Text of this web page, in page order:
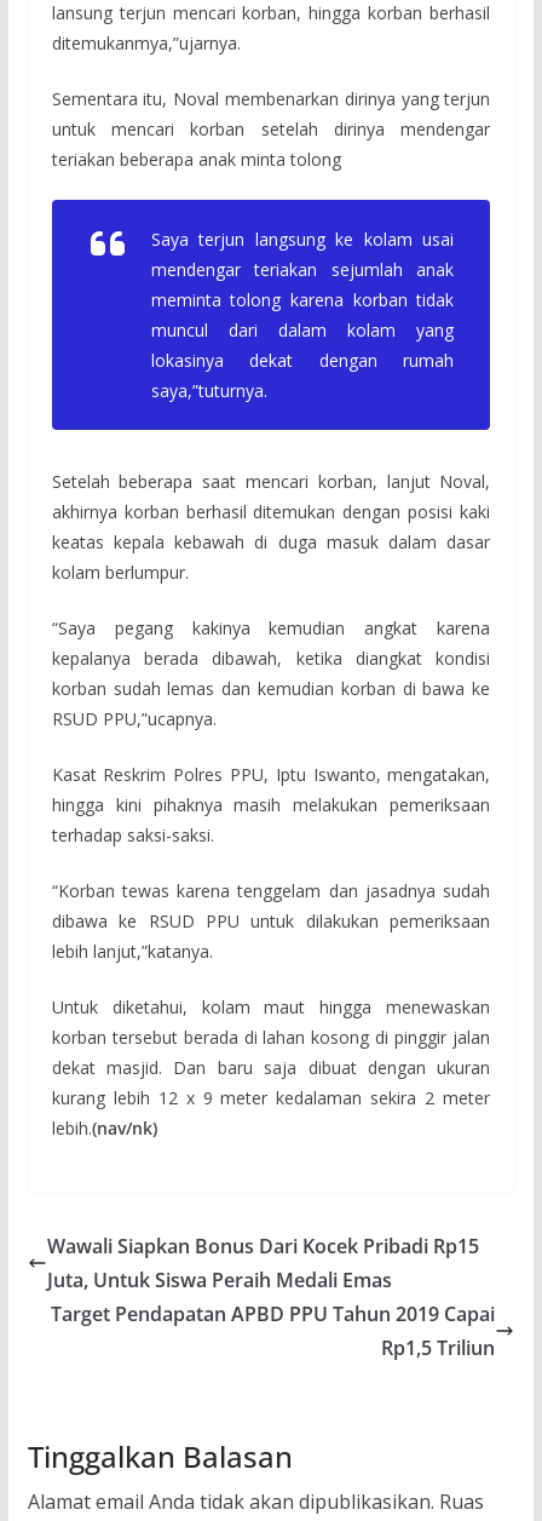
lansung terjun mencari korban, hingga korban berhasil
ditemukanmya,”ujarnya.
Sementara itu, Noval membenarkan dirinya yang terjun
untuk mencari korban setelah dirinya mendengar
teriakan beberapa anak minta tolong
Saya terjun langsung ke kolam usai
mendengar teriakan sejumlah anak
meminta tolong karena korban tidak
muncul dari dalam kolam yang
lokasinya dekat dengan rumah
saya,”tuturnya.
Setelah beberapa saat mencari korban, lanjut Noval,
akhirnya korban berhasil ditemukan dengan posisi kaki
keatas kepala kebawah di duga masuk dalam dasar
kolam berlumpur.
“Saya pegang kakinya kemudian angkat karena
kepalanya berada dibawah, ketika diangkat kondisi
korban sudah lemas dan kemudian korban di bawa ke
RSUD PPU,”ucapnya.
Kasat Reskrim Polres PPU, Iptu Iswanto, mengatakan,
hingga kini pihaknya masih melakukan pemeriksaan
terhadap saksi-saksi.
“Korban tewas karena tenggelam dan jasadnya sudah
dibawa ke RSUD PPU untuk dilakukan pemeriksaan
lebih lanjut,”katanya.
Untuk diketahui, kolam maut hingga menewaskan
korban tersebut berada di lahan kosong di pinggir jalan
dekat masjid. Dan baru saja dibuat dengan ukuran
kurang lebih 12 x 9 meter kedalaman sekira 2 meter
lebih.(nav/nk)
Wawali Siapkan Bonus Dari Kocek Pribadi Rp15
Juta, Untuk Siswa Peraih Medali Emas
Target Pendapatan APBD PPU Tahun 2019 Capai
Rp1,5 Triliun
Tinggalkan Balasan
Alamat email Anda tidak akan dipublikasikan. Ruas